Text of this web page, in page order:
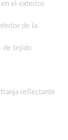
el exterior.
de la
de tejido
reflectante